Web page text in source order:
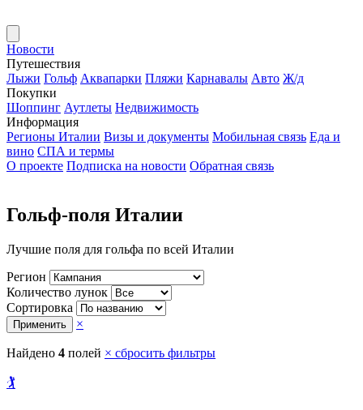
Новости
Путешествия
Лыжи Гольф Аквапарки Пляжи Карнавалы Авто Ж/д
Покупки
Шоппинг Аутлеты Недвижимость
Информация
Регионы Италии Визы и документы Мобильная связь Еда и
вино СПА и термы
О проекте Подписка на новости Обратная связь
Гольф-поля Италии
Лучшие поля для гольфа по всей Италии
Регион
Количество лунок
Сортировка
Применить ×
Найдено 4 полей × сбросить фильтры
🏌️